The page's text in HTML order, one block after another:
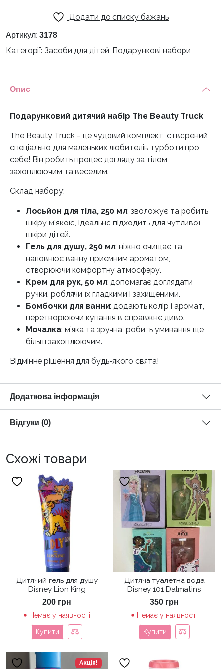
Додати до списку бажань
Артикул: 3178
Категорії: Засоби для дітей Подарункові набори
Опис
Подарунковий дитячий набір The Beauty Truck
The Beauty Truck – це чудовий комплект, створений
спеціально для маленьких любителів турботи про
себе! Він робить процес догляду за тілом
захоплюючим та веселим.
Склад набору:
Лосьйон для тіла, 250 мл: зволожує та робить
шкіру м’якою, ідеально підходить для чутливої
шкіри дітей.
Гель для душу, 250 мл: ніжно очищає та
наповнює ванну приємним ароматом,
створюючи комфортну атмосферу.
Крем для рук, 50 мл: допомагає доглядати
ручки, роблячи їх гладкими і захищеними.
Бомбочки для ванни: додають колір і аромат,
перетворюючи купання в справжнє диво.
Мочалка: м’яка та зручна, робить умивання ще
більш захоплюючим.
Відмінне рішення для будь-якого свята!
Додаткова інформація
Відгуки (0)
Схожі товари
Дитячий гель для душу
Disney Lion King
200 грн
Немає у наявності
Купити
Дитяча туалетна вода
Disney 101 Dalmatins
350 грн
Немає у наявності
Купити
Акція!